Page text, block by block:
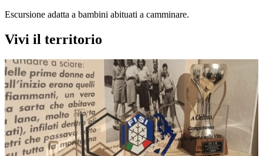
Escursione adatta a bambini abituati a camminare.
Vivi il territorio